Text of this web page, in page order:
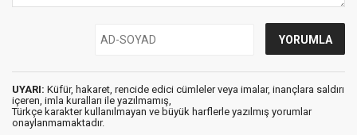
UYARI: Küfür, hakaret, rencide edici cümleler veya imalar, inançlara saldırı
içeren, imla kuralları ile yazılmamış,
Türkçe karakter kullanılmayan ve büyük harflerle yazılmış yorumlar
onaylanmamaktadır.